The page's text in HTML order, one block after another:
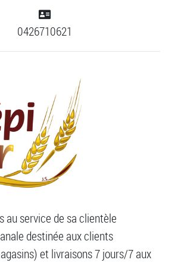
0426710621
au service de sa clientèle
destinée aux clients
et livraisons 7 jours/7 aux